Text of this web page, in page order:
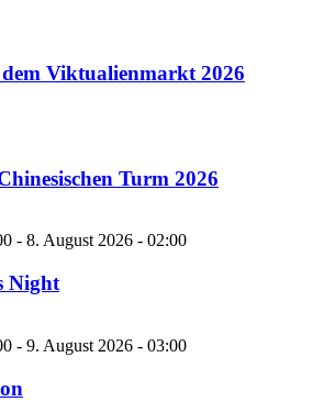
Viktualienmarkt 2026
Turm 2026
- 8. August 2026 - 02:00
Night
- 9. August 2026 - 03:00